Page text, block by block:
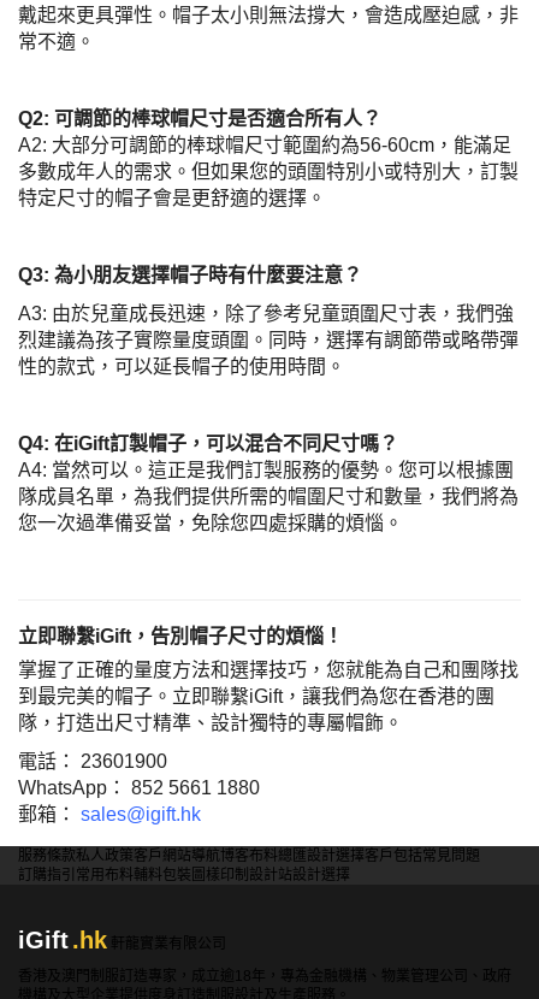
戴起來更具彈性。帽子太小則無法撐大，會造成壓迫感，非
常不適。
Q2: 可調節的棒球帽尺寸是否適合所有人？
A2: 大部分可調節的棒球帽尺寸範圍約為56-60cm，能滿足
多數成年人的需求。但如果您的頭圍特別小或特別大，訂製
特定尺寸的帽子會是更舒適的選擇。
Q3: 為小朋友選擇帽子時有什麼要注意？
A3: 由於兒童成長迅速，除了參考兒童頭圍尺寸表，我們強
烈建議為孩子實際量度頭圍。同時，選擇有調節帶或略帶彈
性的款式，可以延長帽子的使用時間。
Q4: 在iGift訂製帽子，可以混合不同尺寸嗎？
A4: 當然可以。這正是我們訂製服務的優勢。您可以根據團
隊成員名單，為我們提供所需的帽圍尺寸和數量，我們將為
您一次過準備妥當，免除您四處採購的煩惱。
立即聯繫iGift，告別帽子尺寸的煩惱！
掌握了正確的量度方法和選擇技巧，您就能為自己和團隊找
到最完美的帽子。立即聯繫iGift，讓我們為您在香港的團
隊，打造出尺寸精準、設計獨特的專屬帽飾。
電話： 23601900
WhatsApp： 852 5661 1880
郵箱： sales@igift.hk
服務條款私人政策客戶 網站導航博客布料總匯設計選擇客戶包括常見問題
訂購指引 常用布料輔料包裝 圖樣印制 設計站設計選擇
iGift.hk
軒龍實業有限公司
香港及澳門制服訂造專家，成立逾18年，專為金融機構、物業管理公司、政府
機構及大型企業提供度身訂造制服設計及生產服務。